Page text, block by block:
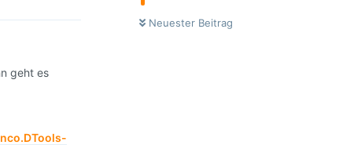
Neuester Beitrag
geht es